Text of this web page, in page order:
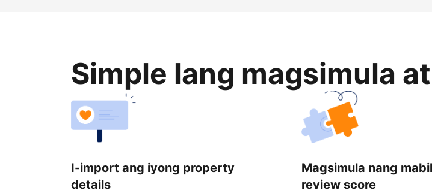
Simple lang magsimula
I-import ang iyong property
details
Magsimula nang
review score